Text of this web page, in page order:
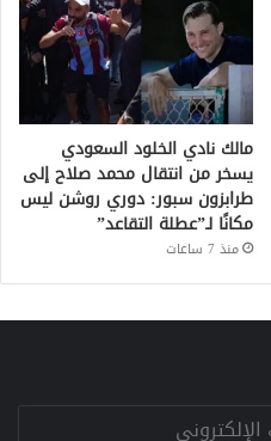
مالك نادي الخلود السعودي
يسخر من انتقال محمد صلاح إلى
طرابزون سبور: دوري روشن ليس
مكانًا لـ”عطلة التقاعد”
منذ 7 ساعات